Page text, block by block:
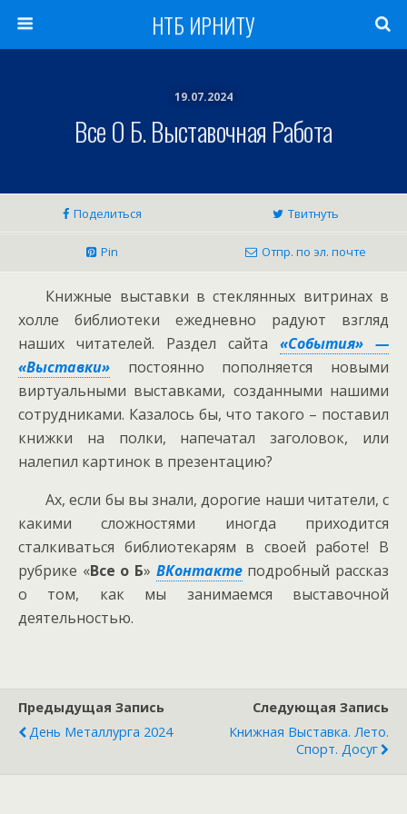
НТБ ИРНИТУ
19.07.2024
Все О Б. Выставочная Работа
Поделиться Твитнуть
Pin Отпр. по эл. почте
Книжные выставки в стеклянных витринах в
холле библиотеки ежедневно радуют взгляд
наших читателей. Раздел сайта «События» —
«Выставки» постоянно пополняется новыми
виртуальными выставками, созданными нашими
сотрудниками. Казалось бы, что такого – поставил
книжки на полки, напечатал заголовок, или
налепил картинок в презентацию?
Ах, если бы вы знали, дорогие наши читатели, с
какими сложностями иногда приходится
сталкиваться библиотекарям в своей работе! В
рубрике «Все о Б» ВКонтактеподробный рассказ
о том, как мы занимаемся выставочной
деятельностью.
Предыдущая Запись
День Металлурга 2024
Следующая Запись
Книжная Выставка. Лето.
Спорт. Досуг